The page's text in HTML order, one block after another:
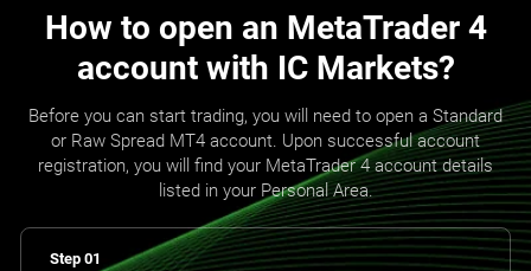
How to open an MetaTrader 4
account with IC Markets?
Before you can start trading, you will need to open a Standard
or Raw Spread MT4 account. Upon successful account
registration, you will find your MetaTrader 4 account details
listed in your Personal Area.
Step 01